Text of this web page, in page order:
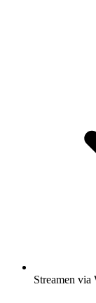
Streamen